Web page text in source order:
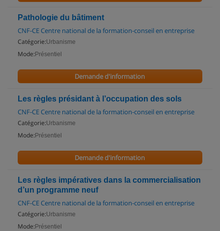
Pathologie du bâtiment
CNF-CE Centre national de la formation-conseil en entreprise
Catégorie:Urbanisme
Mode: Présentiel
Demande d'information
Les règles présidant à l’occupation des sols
CNF-CE Centre national de la formation-conseil en entreprise
Catégorie:Urbanisme
Mode: Présentiel
Demande d'information
Les règles impératives dans la commercialisation
d’un programme neuf
CNF-CE Centre national de la formation-conseil en entreprise
Catégorie:Urbanisme
Mode: Présentiel